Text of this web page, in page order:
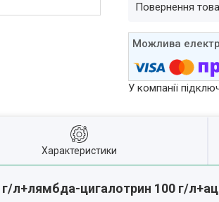
повернення
У компанії
Характеристики
л+лямбда-цигалотрин 100 г/